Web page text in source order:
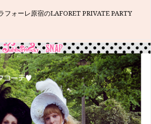
フォーレ原宿のLAFORET PRIVATE PARTY
レクションをカッコよく着こなしてくれた